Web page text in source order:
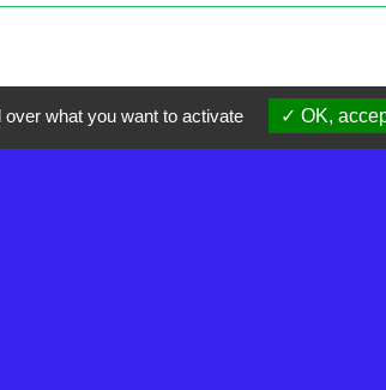
what you want to activate OK,